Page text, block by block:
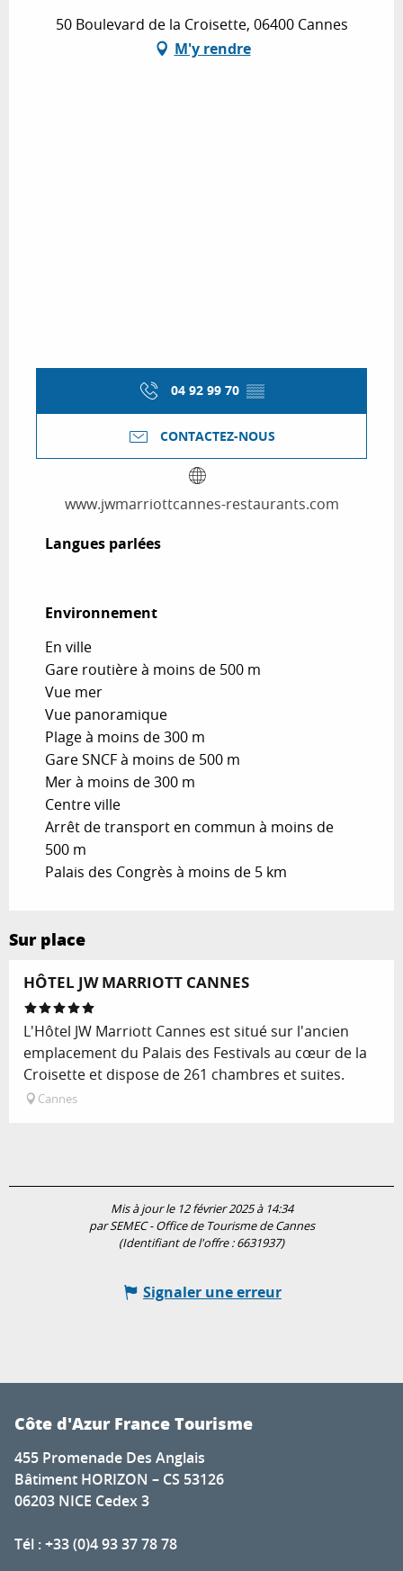
50 Boulevard de la Croisette, 06400 Cannes
M'y rendre
04 92 99 70 ▒▒
CONTACTEZ-NOUS
www.jwmarriottcannes-restaurants.com
Langues parlées
Langues parlées
Environnement
Environnement
En ville
Gare routière à moins de 500 m
Vue mer
Vue panoramique
Plage à moins de 300 m
Gare SNCF à moins de 500 m
Mer à moins de 300 m
Centre ville
Arrêt de transport en commun à moins de
500 m
Palais des Congrès à moins de 5 km
Sur place
HÔTEL JW MARRIOTT CANNES
L'Hôtel JW Marriott Cannes est situé sur l'ancien
emplacement du Palais des Festivals au cœur de la
Croisette et dispose de 261 chambres et suites.
Cannes
Mis à jour le 12 février 2025 à 14:34
par SEMEC - Office de Tourisme de Cannes
(Identifiant de l'offre :6631937)
Signaler une erreur
Côte d'Azur France Tourisme
455 Promenade Des Anglais
Bâtiment HORIZON – CS 53126
06203 NICE Cedex 3
Tél : +33 (0)4 93 37 78 78